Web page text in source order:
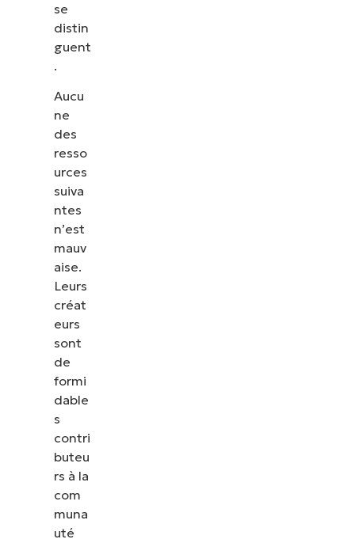
se
distin
guent
.
Aucu
ne
des
resso
urces
suiva
ntes
n’est
mauv
aise.
Leurs
créat
eurs
sont
de
formi
dable
s
contri
buteu
rs à la
com
muna
uté